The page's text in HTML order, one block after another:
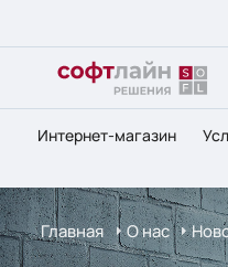
Интернет-магазин
Главная О нас